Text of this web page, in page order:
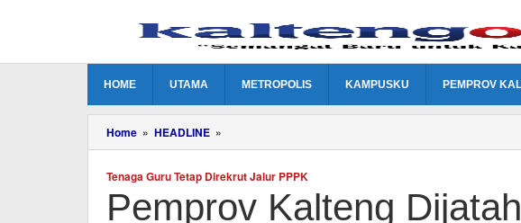
HOME UTAMA METROPOLIS KAMPUSKU PEMPROV
Home » HEADLINE »
Kalteng
107
CPNS
Tenaga Guru Tetap Direkrut Jalur PPPK
Pemprov Kalteng